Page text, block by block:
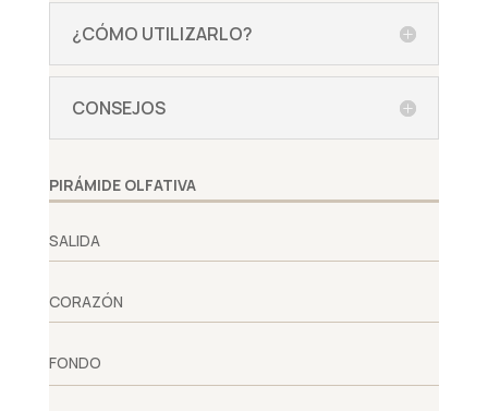
¿CÓMO UTILIZARLO?
CONSEJOS
PIRÁMIDE OLFATIVA
SALIDA
CORAZÓN
FONDO